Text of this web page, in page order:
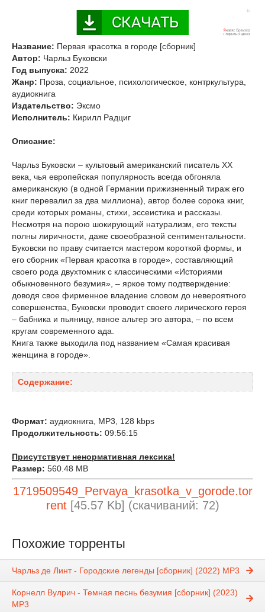
Название: Первая красотка в городе [сборник]
Автор: Чарльз Буковски
Год выпуска: 2022
Жанр: Проза, социальное, психологическое, контркультура,
аудиокнига
Издательство: Эксмо
Исполнитель: Кирилл Радциг
Описание:
Чарльз Буковски – культовый американский писатель XX
века, чья европейская популярность всегда обгоняла
американскую (в одной Германии прижизненный тираж его
книг перевалил за два миллиона), автор более сорока книг,
среди которых романы, стихи, эссеистика и рассказы.
Несмотря на порою шокирующий натурализм, его тексты
полны лиричности, даже своеобразной сентиментальности.
Буковски по праву считается мастером короткой формы, и
его сборник «Первая красотка в городе», составляющий
своего рода двухтомник с классическими «Историями
обыкновенного безумия», – яркое тому подтверждение:
доводя свое фирменное владение словом до невероятного
совершенства, Буковски проводит своего лирического героя
– бабника и пьяницу, явное альтер эго автора, – по всем
кругам современного ада.
Книга также выходила под названием «Самая красивая
женщина в городе».
Содержание:
Формат: аудиокнига, MP3, 128 kbps
Продолжительность: 09:56:15
Присутствует ненормативная лексика!
Размер: 560.48 MB
1719509549_Pervaya_krasotka_v_gorode.tor
rent[45.57 Kb] (cкачиваний: 72)
Похожие торренты
Чарльз де Линт - Городские легенды [сборник] (2022) MP3
Корнелл Вулрич - Темная песнь безумия [сборник] (2023)
MP3